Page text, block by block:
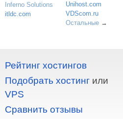
Inferno Solutions
itldc.com
Unihost.com
VDScom.ru
Остальные→
Рейтинг хостингов
Подобрать хостинг или
VPS
Сравнить отзывы